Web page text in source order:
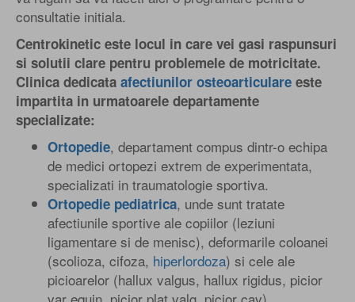
consultatie initiala.
Centrokinetic este locul in care vei gasi raspunsuri
si solutii clare pentru problemele de motricitate.
Clinica dedicata afectiunilor osteoarticulare este
impartita in urmatoarele departamente
specializate:
Ortopedie, departament compus dintr-o echipa
de medici ortopezi extrem de experimentata,
specializati in traumatologie sportiva.
Ortopedie pediatrica, unde sunt tratate
afectiunile sportive ale copiilor (leziuni
ligamentare si de menisc), deformarile coloanei
(scolioza, cifoza, hiperlordoza) si cele ale
picioarelor (hallux valgus, hallux rigidus, picior